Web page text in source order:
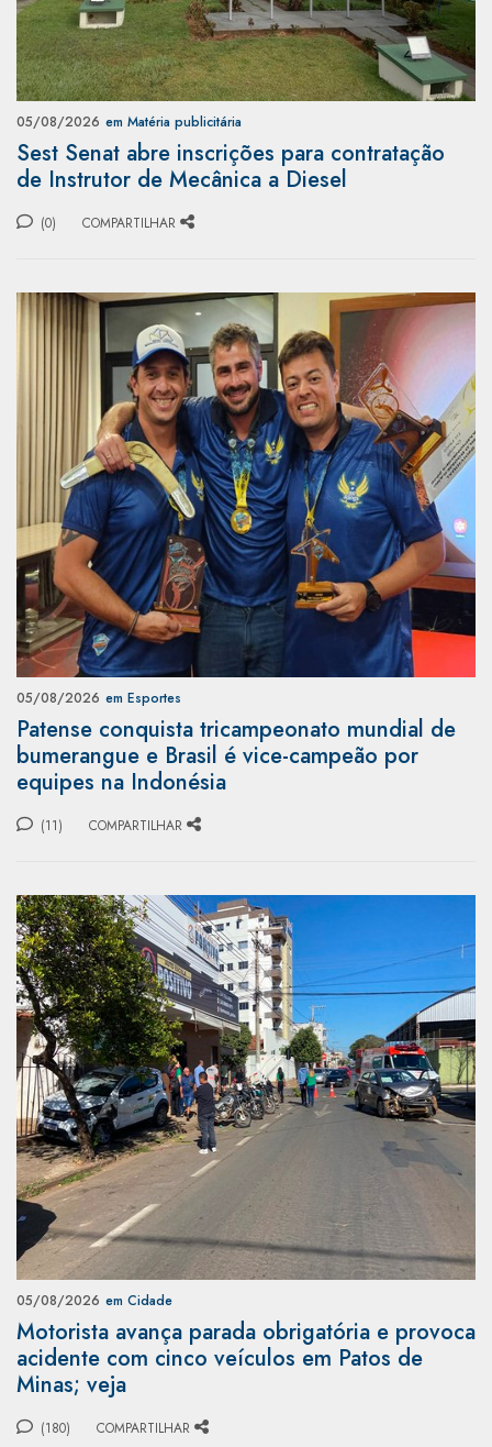
05/08/2026 em Matéria publicitária
Sest Senat abre inscrições para contratação
de Instrutor de Mecânica a Diesel
(0) COMPARTILHAR
05/08/2026 em Esportes
Patense conquista tricampeonato mundial de
bumerangue e Brasil é vice-campeão por
equipes na Indonésia
(11) COMPARTILHAR
05/08/2026 em Cidade
Motorista avança parada obrigatória e provoca
acidente com cinco veículos em Patos de
Minas; veja
(180) COMPARTILHAR